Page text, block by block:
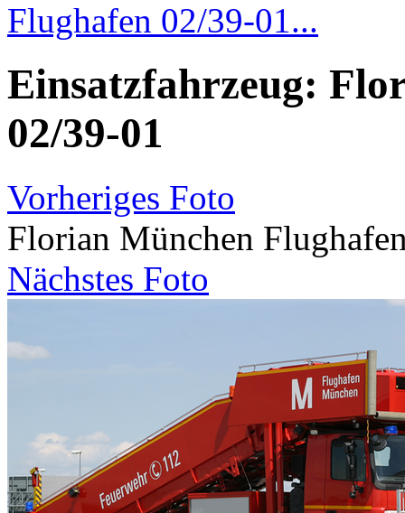
Flughafen 02/39-01...
Einsatzfahrzeug:
02/39-01
Vorheriges Foto
Florian München
Nächstes Foto